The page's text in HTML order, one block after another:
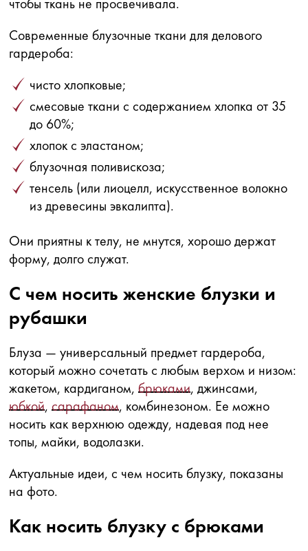
чтобы ткань не просвечивала.
Современные блузочные ткани для делового
гардероба:
чисто хлопковые;
смесовые ткани с содержанием хлопка от 35
до 60%;
хлопок с эластаном;
блузочная поливискоза;
тенсель (или лиоцелл, искусственное волокно
из древесины эвкалипта).
Они приятны к телу, не мнутся, хорошо держат
форму, долго служат.
С чем носить женские блузки и
рубашки
Блуза — универсальный предмет гардероба,
который можно сочетать с любым верхом и низом:
жакетом, кардиганом, брюками, джинсами,
юбкой, сарафаном, комбинезоном. Ее можно
носить как верхнюю одежду, надевая под нее
топы, майки, водолазки.
Актуальные идеи, с чем носить блузку, показаны
на фото.
Как носить блузку с брюками